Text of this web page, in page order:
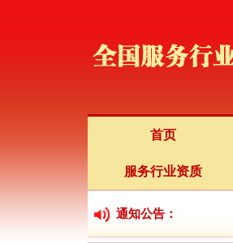
首页
服务行业资质
通知公告：